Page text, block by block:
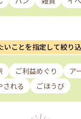
いことを指定して絞り
ご利益めぐり
ア
される ごほうび